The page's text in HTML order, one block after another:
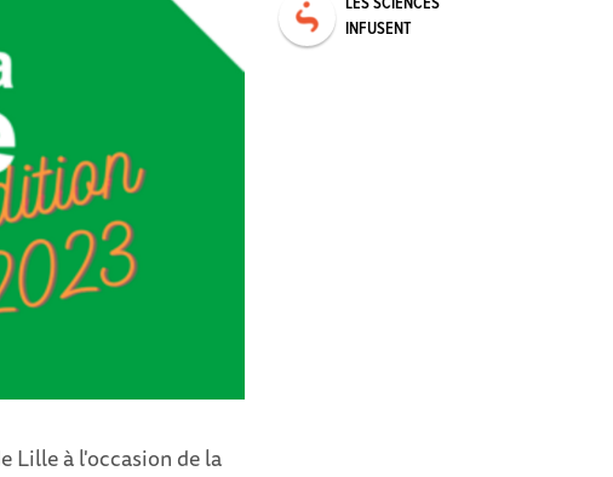
Lille à l'occasion de la
INFUSENT